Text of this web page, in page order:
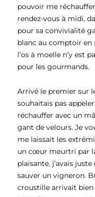
pouvoir me
rendez-vous à midi,
pour sa convivialité
blanc au comptoir en
l’os à moelle n’y est
pour les gourmands.
Arrivé le premier sur
souhaitais pas
réchauffer avec un
gant de velours. Je
me laissait les
un cœur meurtri par
plaisante, j’avais
sauver un vigneron.
croustille arrivait bien